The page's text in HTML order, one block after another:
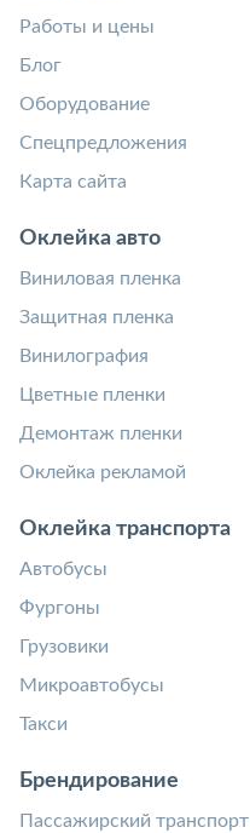
Работы и цены
Блог
Оборудование
Спецпредложения
Карта сайта
Оклейка авто
Виниловая пленка
Защитная пленка
Винилография
Цветные пленки
Демонтаж пленки
Оклейка рекламой
Оклейка транспорта
Автобусы
Фургоны
Грузовики
Микроавтобусы
Такси
Брендирование
Пассажирский транспорт